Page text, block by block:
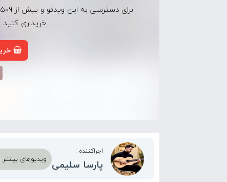
برای دسترسی به این ویدئو و بیش از 1509 ویدئوی اجرای ریتم دیگر، ابتدا
خریداری کنید.
اجراکننده :
پارسا سلیمی ویدیوهای بیشتر